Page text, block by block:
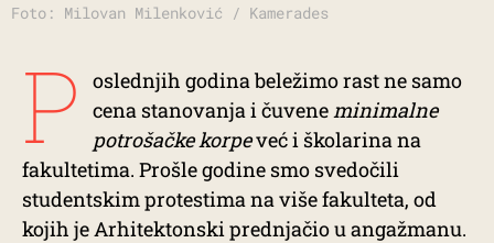
Foto: Milovan Milenković / Kamerades
P
oslednjih godina beležimo rast ne samo
cena stanovanja i čuveneminimalne
potrošačke korpeveć i školarina na
fakultetima. Prošle godine smo svedočili
studentskim protestima na više fakulteta, od
kojih je Arhitektonski prednjačio u angažmanu.